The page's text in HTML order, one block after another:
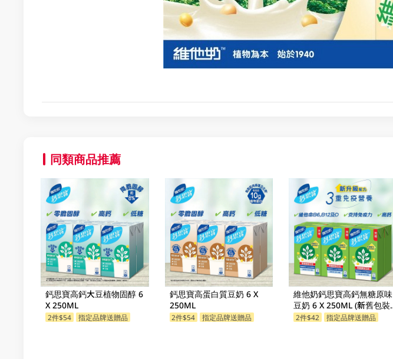
同類商品推薦
鈣思寶高鈣大豆植物固醇 6
X 250ML
2件$54 指定品牌送贈品
鈣思寶高蛋白質豆奶 6 X
250ML
2件$54 指定品牌送贈品
維他奶鈣思寶高鈣無糖原味
豆奶 6 X 250ML (新舊包裝
隨機發貨)
2件$42 指定品牌送贈品